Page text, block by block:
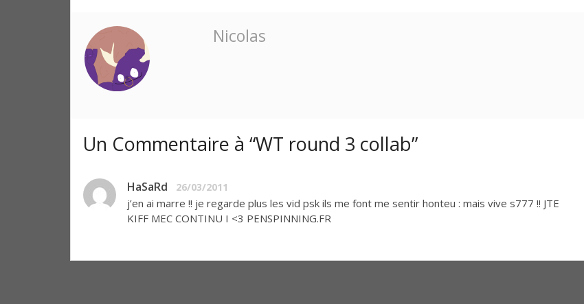
Nicolas
Un Commentaire à “WT round 3 collab”
HaSaRd 26/03/2011
j’en ai marre !! je regarde plus les vid psk ils me font me sentir honteu : mais vive s777 !! JTE
KIFF MEC CONTINU I <3 PENSPINNING.FR